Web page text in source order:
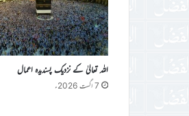
اللہ تعالیٰ کے نزدیک پسندیدہ اعمال
7 اگست 2026ء